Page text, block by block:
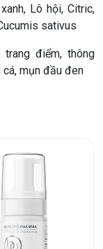
Lô hội, Citric,
sativus
điểm, thông
mụn đầu đen